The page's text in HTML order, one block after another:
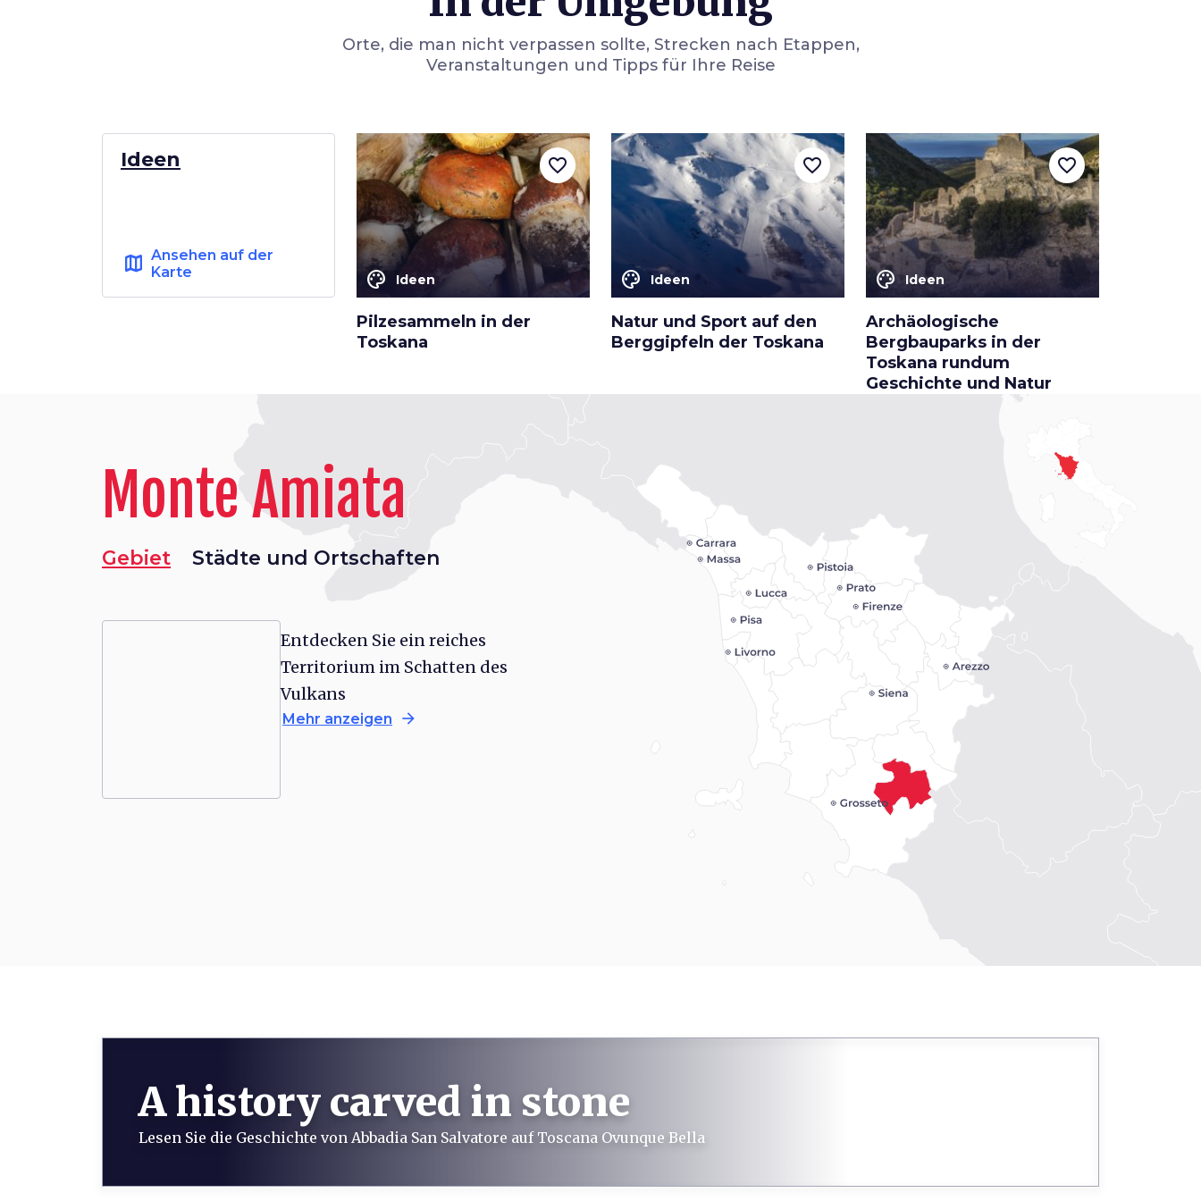
Orte, die man nicht verpassen sollte, Strecken nach Etappen,
Veranstaltungen und Tipps für Ihre Reise
Ideen
map Ansehen auf der
Karte
color_lens Ideen
Pilzesammeln in der
Toskana
favorite_border
color_lens Ideen
Natur und Sport auf den
Berggipfeln der Toskana
favorite_border
color_lens Ideen
Archäologische
Bergbauparks in der
Toskana rundum
Geschichte und Natur
favorite_border
Monte Amiata
Gebiet Städte und Ortschaften
Entdecken Sie ein reiches
Territorium im Schatten des
Vulkans
Mehr anzeigen arrow_forward
A history carved in stone
Lesen Sie die Geschichte von Abbadia San Salvatore auf Toscana Ovunque Bella